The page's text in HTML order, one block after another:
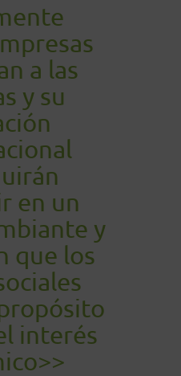
a las
y su
en un
y
que los
interés